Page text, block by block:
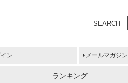
SEARCH
ン メールマガジン
ランキング